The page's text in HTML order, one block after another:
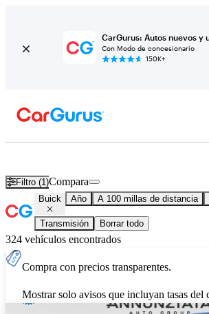
CarGurus: Autos nuevos y
Con Modo de concesionario
150K+
Filtro (1)Compara
Buick Año A 100 millas de distancia
Transmisión Borrar todo
324 vehículos encontrados
Compra con precios transparentes.
Mostrar solo avisos que incluyan tasas del